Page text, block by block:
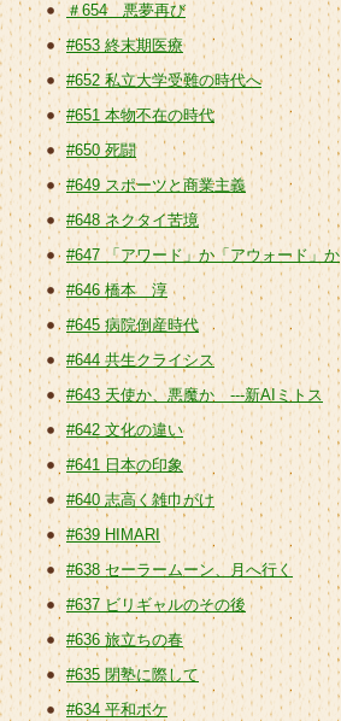
＃654 悪夢再び
#653 終末期医療
#652 私立大学受難の時代へ
#651 本物不在の時代
#650 死闘
#649 スポーツと商業主義
#648 ネクタイ苦境
#647 「アワード」か「アウォード」か
#646 橋本 淳
#645 病院倒産時代
#644 共生クライシス
#643 天使か、悪魔か ---新AIミトス
#642 文化の違い
#641 日本の印象
#640 志高く雑巾がけ
#639 HIMARI
#638 セーラームーン、月へ行く
#637 ビリギャルのその後
#636 旅立ちの春
#635 閉塾に際して
#634 平和ボケ